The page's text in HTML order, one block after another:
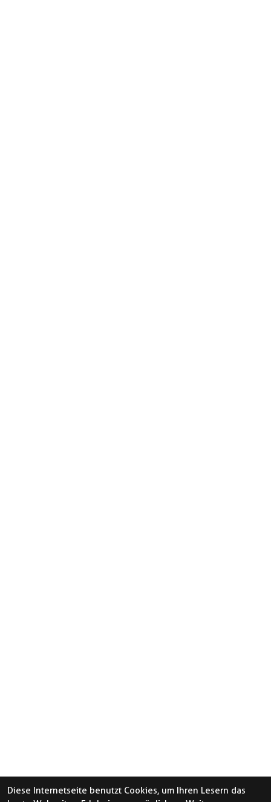
Diese Internetseite benutzt Cookies, um Ihren Lesern das